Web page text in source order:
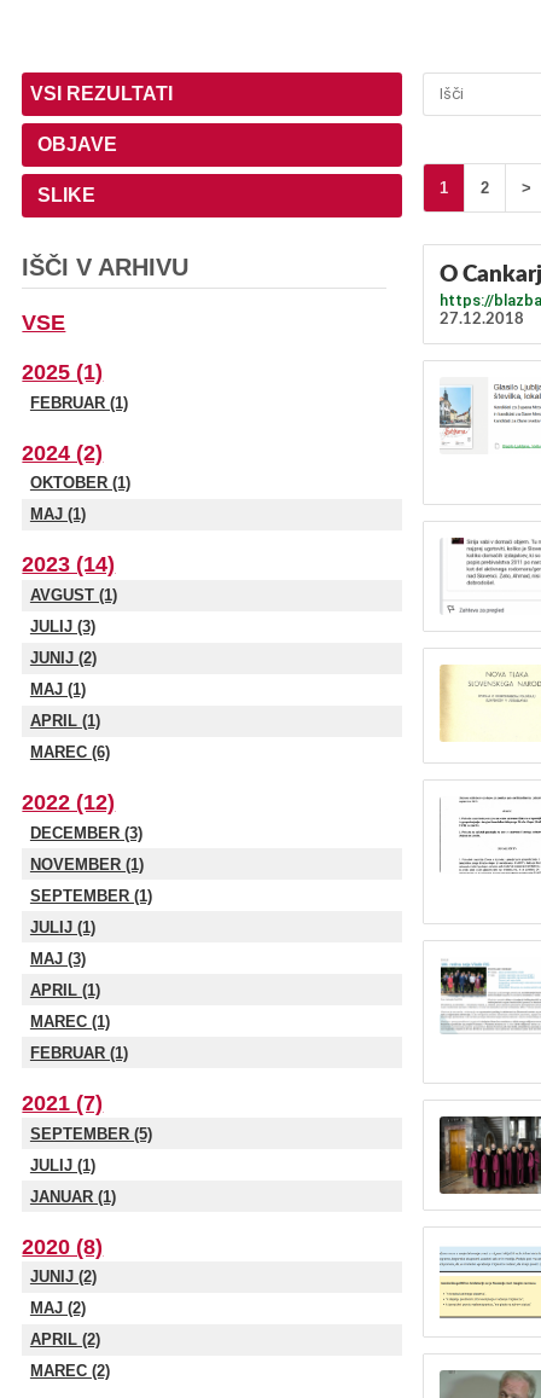
VSI REZULTATI
OBJAVE
SLIKE
IŠČI V ARHIVU
VSE
2025 (1)
FEBRUAR (1)
2024 (2)
OKTOBER (1)
MAJ (1)
2023 (14)
AVGUST (1)
JULIJ (3)
JUNIJ (2)
MAJ (1)
APRIL (1)
MAREC (6)
2022 (12)
DECEMBER (3)
NOVEMBER (1)
SEPTEMBER (1)
JULIJ (1)
MAJ (3)
APRIL (1)
MAREC (1)
FEBRUAR (1)
2021 (7)
SEPTEMBER (5)
JULIJ (1)
JANUAR (1)
2020 (8)
JUNIJ (2)
MAJ (2)
APRIL (2)
MAREC (2)
1 2 >
O
https://
27.12.2018